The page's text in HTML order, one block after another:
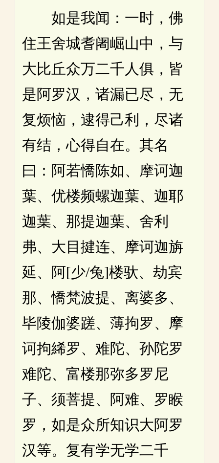
如是我闻：一时，佛
住王舍城耆阇崛山中，与
大比丘众万二千人俱，皆
是阿罗汉，诸漏已尽，无
复烦恼，逮得己利，尽诸
有结，心得自在。其名
曰：阿若憍陈如、摩诃迦
葉、优楼频螺迦葉、迦耶
迦葉、那提迦葉、舍利
弗、大目揵连、摩诃迦旃
延、阿[少/兔]楼驮、劫宾
那、憍梵波提、离婆多、
毕陵伽婆蹉、薄拘罗、摩
诃拘絺罗、难陀、孙陀罗
难陀、富楼那弥多罗尼
子、须菩提、阿难、罗睺
罗，如是众所知识大阿罗
汉等。复有学无学二千